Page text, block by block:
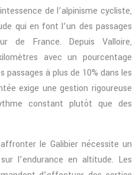
de l’alpinisme cycliste,
qui en font l’un des passages
de France. Depuis Valloire,
avec un pourcentage
passages à plus de 10% dans les
exige une gestion rigoureuse
constant plutôt que des
le Galibier nécessite un
l’endurance en altitude. Les